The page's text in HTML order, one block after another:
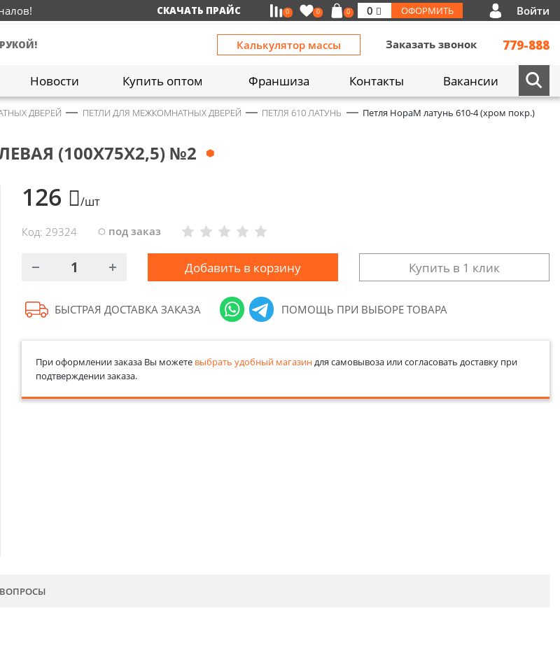
СКАЧАТЬ ПРАЙС 0 0 0 0 ОФОРМИТЬ Войти
Калькулятор массы Заказать звонок 779-888
Новости Купить оптом Франшиза Контакты Вакансии
ДВЕРЕЙ ПЕТЛИ ДЛЯ МЕЖКОМНАТНЫХ ДВЕРЕЙ ПЕТЛЯ 610 ЛАТУНЬ
Петля НораМ латунь 610-4 (хром покр.)
(100Х75Х2,5) №2
126 /шт
Код: 29324 под заказ
Добавить в корзину Купить в 1 клик
БЫСТРАЯ ДОСТАВКА ЗАКАЗА ПОМОЩЬ ПРИ ВЫБОРЕ ТОВАРА
При оформлении заказа Вы можете выбрать удобный магазиндля самовывоза или согласовать доставку при
подтверждении заказа.
ВОПРОСЫ